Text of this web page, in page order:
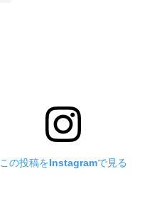
この投稿をInstagramで見る